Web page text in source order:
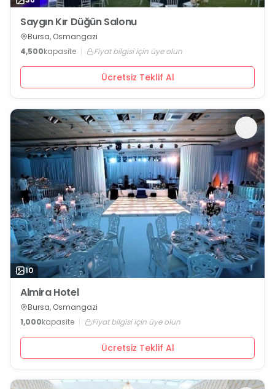
Saygın Kır Düğün Salonu
Bursa, Osmangazi
4,500kapasite Fiyat bilgisi için üye olun
Ücretsiz Teklif Al
10
Almira Hotel
Bursa, Osmangazi
1,000kapasite Fiyat bilgisi için üye olun
Ücretsiz Teklif Al